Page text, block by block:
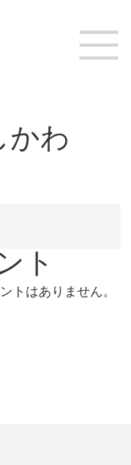
かわ
ト
トはありません。